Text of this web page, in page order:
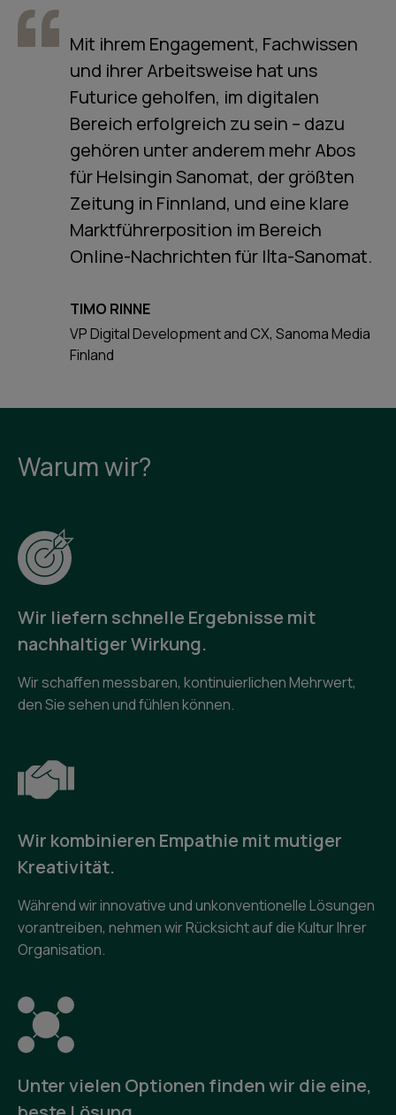
Mit ihrem Engagement, Fachwissen
und ihrer Arbeitsweise hat uns
Futurice geholfen, im digitalen
Bereich erfolgreich zu sein – dazu
gehören unter anderem mehr Abos
für Helsingin Sanomat, der größten
Zeitung in Finnland, und eine klare
Marktführerposition im Bereich
Online-Nachrichten für Ilta-Sanomat.
TIMO RINNE
VP Digital Development and CX, Sanoma Media
Finland
Warum wir?
Wir liefern schnelle Ergebnisse mit
nachhaltiger Wirkung.
Wir schaffen messbaren, kontinuierlichen Mehrwert,
den Sie sehen und fühlen können.
Wir kombinieren Empathie mit mutiger
Kreativität.
Während wir innovative und unkonventionelle Lösungen
vorantreiben, nehmen wir Rücksicht auf die Kultur Ihrer
Organisation.
Unter vielen Optionen finden wir die eine,